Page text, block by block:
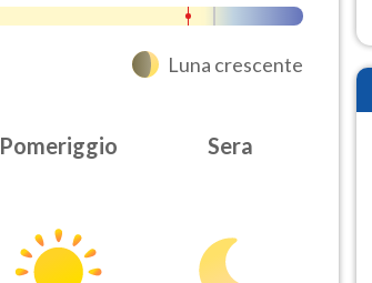
Luna crescente
Pomeriggio Sera